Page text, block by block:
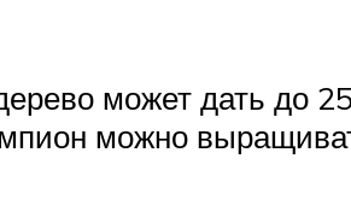
может дать до
можно